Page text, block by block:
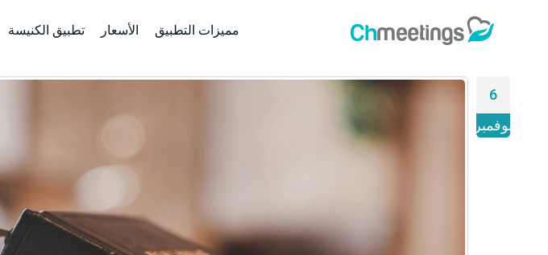
مميزات التطبيق الأسعار تطبيق الكنيسة
6
نوفمبر